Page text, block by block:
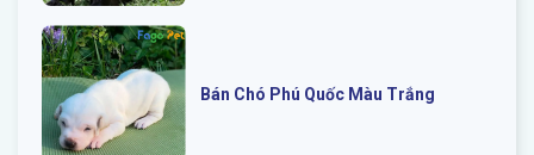
Bán Chó Phú Quốc Màu Trắng